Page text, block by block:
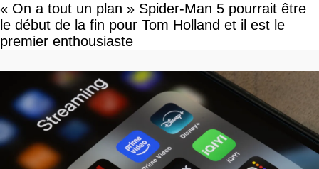
« On a tout un plan » Spider-Man 5 pourrait être
le début de la fin pour Tom Holland et il est le
premier enthousiaste